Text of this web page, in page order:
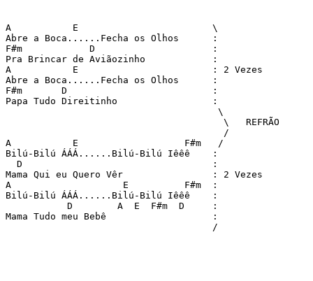
A           E                        \
Abre a Boca......Fecha os Olhos      :
F#m            D                     :
Pra Brincar de Aviãozinho            :
A           E                        : 2 Vezes
Abre a Boca......Fecha os Olhos      :
F#m       D                          :
Papa Tudo Direitinho                 :
                                      \
                                       \   REFRÃO
                                       /
A           E                   F#m   /
Bilú-Bilú ÁÁÁ......Bilú-Bilú Iêêê    :
  D                                  :
Mama Qui eu Quero Vêr                : 2 Vezes
A                    E          F#m  :
Bilú-Bilú ÁÁÁ......Bilú-Bilú Iêêê    :
           D        A  E  F#m  D     :
Mama Tudo meu Bebê                   :
                                     /